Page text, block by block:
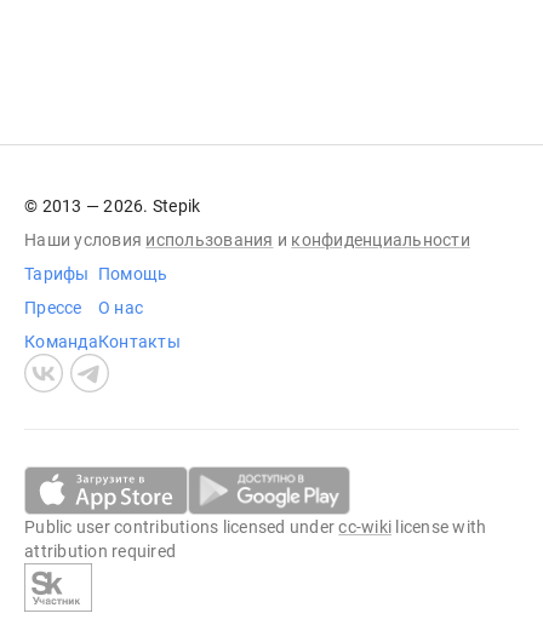
© 2013 — 2026. Stepik
Наши условия использования и конфиденциальности
Тарифы
Прессе
Команда
Помощь
О нас
Контакты
Public user contributions licensed undercc-wiki license with
attribution required